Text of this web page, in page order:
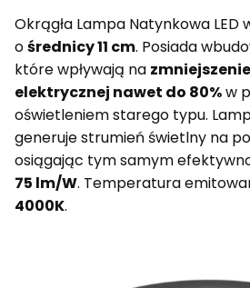
Okrągła Lampa Natynkowa LED
ośrednicy 11 cm. Posiada
które wpływają na
elektrycznej nawet do 80%w
oświetleniem starego typu.
generuje strumień świetlny na
osiągając tym samym
75 lm/W. Temperatura
4000K.